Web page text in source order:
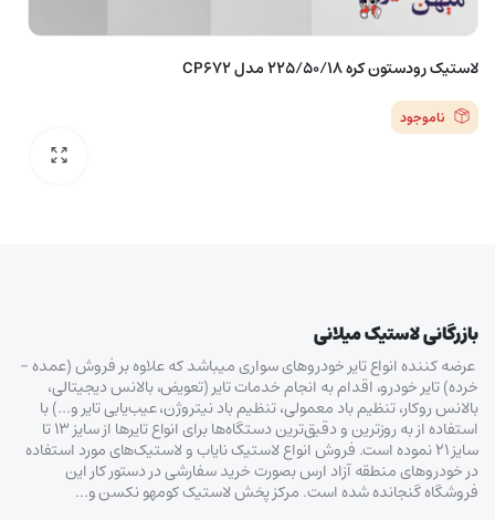
لاستیک رودستون کره 225/50/18 مدل CP672
ناموجود
بازرگانی لاستیک میلانی
عرضه کننده انواع تایر خودروهای سواری میباشد که علاوه بر فروش (عمده –
خرده‌) تایر خودرو، اقدام به انجام خدمات تایر (تعویض، بالانس دیجیتالی،
بالانس روکار، تنظیم باد معمولی، تنظیم باد نیتروژن، عیب‌یابی تایر و…) با
استفاده از به روزترین و دقیق‌ترین دستگاه‌ها برای انواع تایرها از سایز ۱۳ تا
سایز ۲۱ نموده است. فروش انواع لاستیک‌ نایاب و لاستیک‌های مورد استفاده
در خودروهای منطقه آزاد ارس بصورت خرید سفارشی در دستور کار این
فروشگاه گنجانده شده است. مرکز پخش لاستیک کومهو نکسن و…